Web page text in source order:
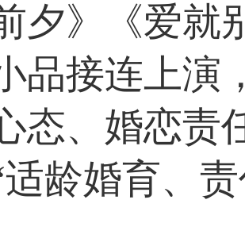
夕》《爱就
品接连上演
态、婚恋责
适龄婚育、